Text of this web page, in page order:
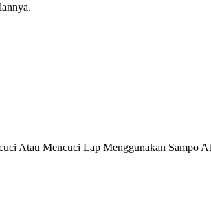
Atau Mencuci Lap Menggunakan Sampo